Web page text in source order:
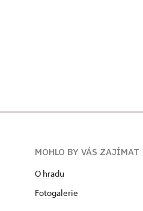
MOHLO BY VÁS ZAJÍMAT
O hradu
Fotogalerie